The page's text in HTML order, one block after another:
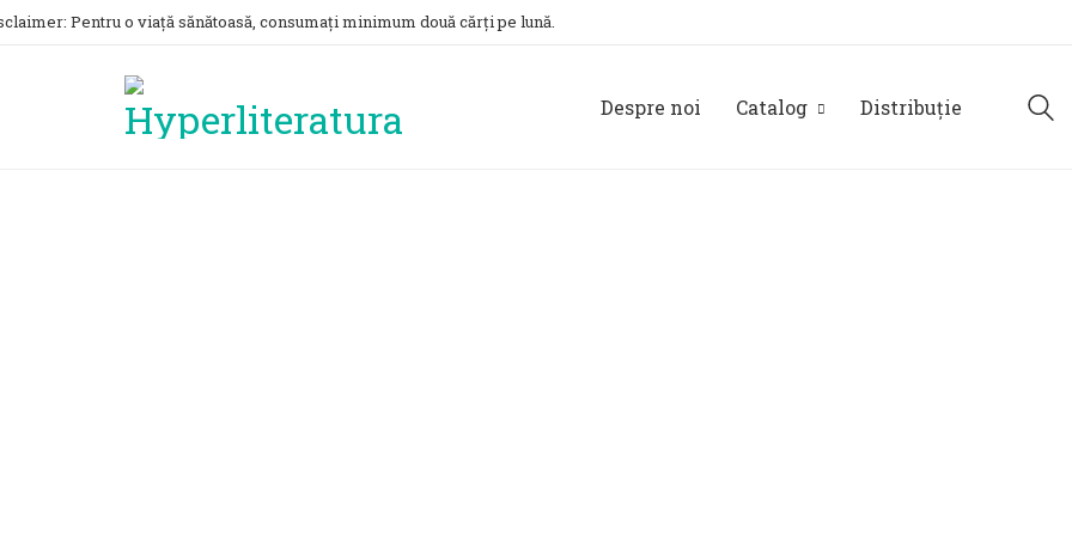
Pentru o viață sănătoasă, consumați minimum două cărți pe lună.
Despre noi Catalog Distribuție